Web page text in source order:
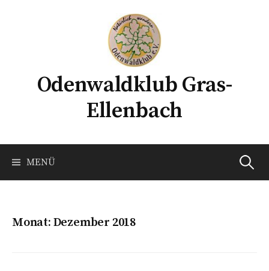
Odenwaldklub Gras-
Ellenbach
MENÜ Suchen
Monat: Dezember 2018